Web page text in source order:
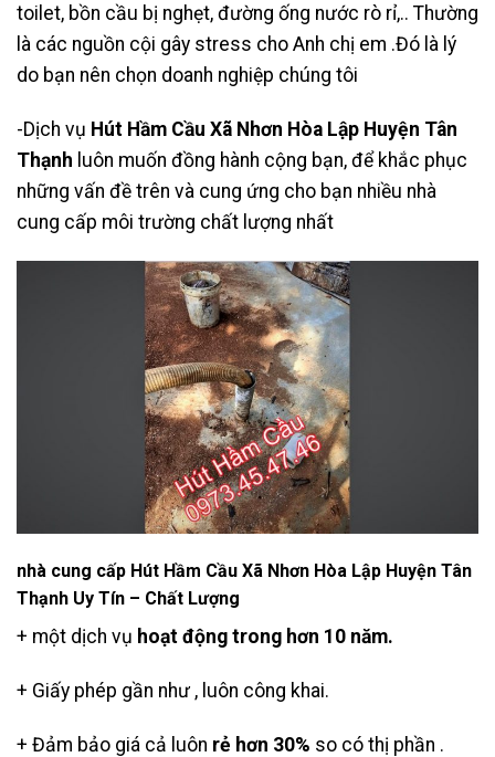
toilet, bồn cầu bị nghẹt, đường ống nước rò rỉ,.. Thường
là các nguồn cội gây stress cho Anh chị em .Đó là lý
do bạn nên chọn doanh nghiệp chúng tôi
-Dịch vụ Hút Hầm Cầu Xã Nhơn Hòa Lập Huyện Tân
Thạnh luôn muốn đồng hành cộng bạn, để khắc phục
những vấn đề trên và cung ứng cho bạn nhiều nhà
cung cấp môi trường chất lượng nhất
nhà cung cấp Hút Hầm Cầu Xã Nhơn Hòa Lập Huyện Tân
Thạnh Uy Tín – Chất Lượng
+ một dịch vụ hoạt động trong hơn 10 năm.
+ Giấy phép gần như , luôn công khai.
+ Đảm bảo giá cả luôn rẻ hơn 30% so có thị phần .